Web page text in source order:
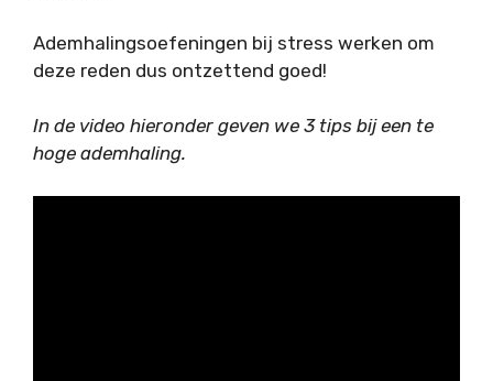
Ademhalingsoefeningen bij stress werken om
deze reden dus ontzettend goed!
In de video hieronder geven we 3 tips bij een te
hoge ademhaling.